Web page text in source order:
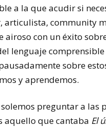
a la que acudir si
articulista, community
airoso con un éxito
lenguaje comprensible
sobre
y aprendemos.
preguntar a las
aquello que cantaba El